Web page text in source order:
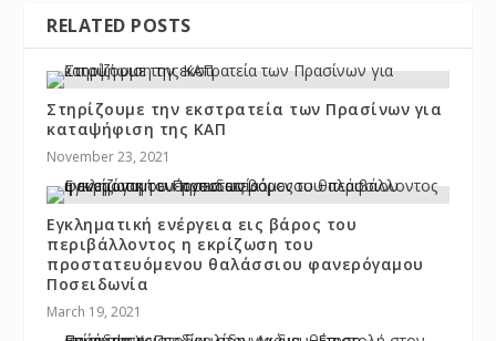
RELATED POSTS
Στηρίζουμε την εκστρατεία των Πρασίνων για
καταψήφιση της ΚΑΠ
November 23, 2021
Εγκληματική ενέργεια εις βάρος του
περιβάλλοντος η εκρίζωση του
προστατευόμενου θαλάσσιου φανερόγαμου
Ποσειδωνία
March 19, 2021